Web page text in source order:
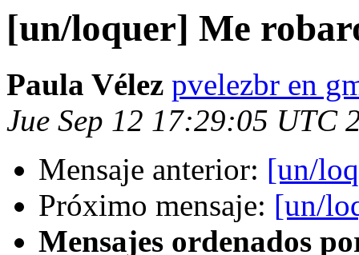
[un/loquer] Me
Paula Vélez pvelezbr en
Jue Sep 12 17:29:05 UTC
Mensaje anterior: [un/
Próximo mensaje: [un/
Mensajes ordenados